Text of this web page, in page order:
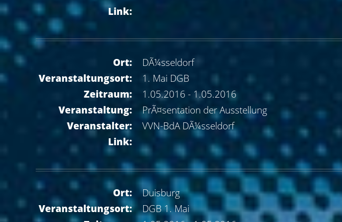
Link:
Ort:
DÃ¼sseldorf
Veranstaltungsort:
1. Mai DGB
Zeitraum:
1.05.2016 - 1.05.2016
Veranstaltung:
PrÃ¤sentation der Ausstellung
Veranstalter:
VVN-BdA DÃ¼sseldorf
Link:
Ort:
Duisburg
Veranstaltungsort:
DGB 1. Mai